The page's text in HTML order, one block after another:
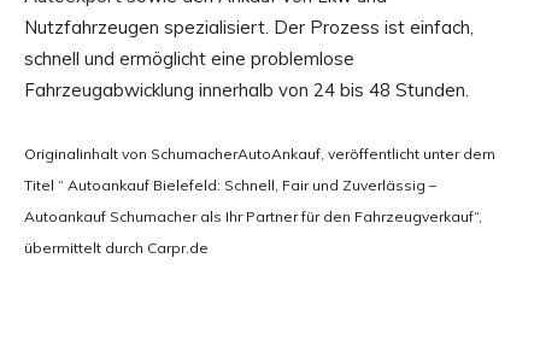
Nutzfahrzeugen spezialisiert. Der Prozess ist einfach,
schnell und ermöglicht eine problemlose
Fahrzeugabwicklung innerhalb von 24 bis 48 Stunden.
Originalinhalt von SchumacherAutoAnkauf, veröffentlicht unter dem
Titel “ Autoankauf Bielefeld: Schnell, Fair und Zuverlässig –
Autoankauf Schumacher als Ihr Partner für den Fahrzeugverkauf“,
übermittelt durch Carpr.de